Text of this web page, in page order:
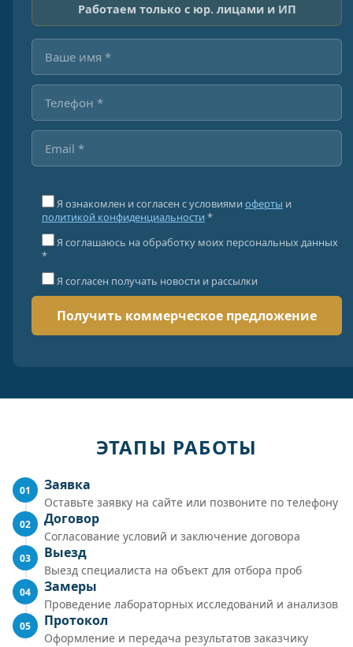
Работаем только с юр. лицами и ИП
Я ознакомлен и согласен с условиями оферты и
политикой конфиденциальности *
Я соглашаюсь на обработку моих персональных данных
*
Я согласен получать новости и рассылки
ЭТАПЫ РАБОТЫ
01 Заявка
Оставьте заявку на сайте или позвоните по телефону
02 Договор
Согласование условий и заключение договора
03 Выезд
Выезд специалиста на объект для отбора проб
04 Замеры
Проведение лабораторных исследований и анализов
05 Протокол
Оформление и передача результатов заказчику